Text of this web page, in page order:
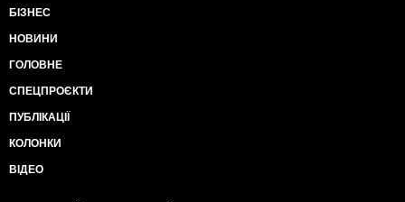
БІЗНЕС
НОВИНИ
ГОЛОВНЕ
СПЕЦПРОЄКТИ
ПУБЛІКАЦІЇ
КОЛОНКИ
ВІДЕО